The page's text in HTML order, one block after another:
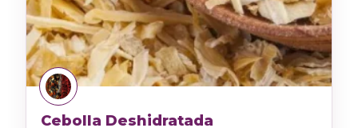
Cebolla Deshidratada